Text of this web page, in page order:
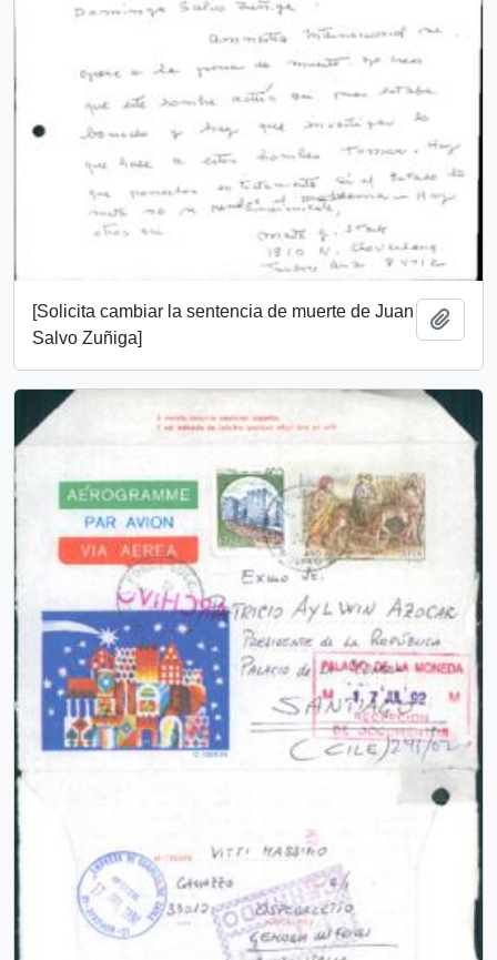
[Solicita cambiar la sentencia de muerte de Juan
Salvo Zuñiga]